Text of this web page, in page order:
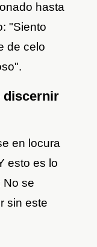
hasta
"Siento
de celo
discernir
en locura
esto es lo
No se
sin este